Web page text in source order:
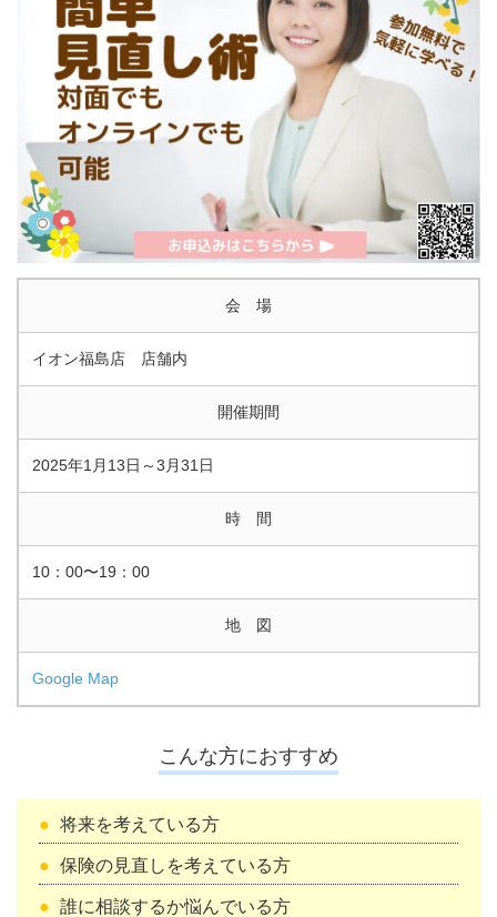
会 場
イオン福島店 店舗内
開催期間
2025年1月13日～3月31日
時 間
10：00〜19：00
地 図
Google Map
こんな方におすすめ
将来を考えている方
保険の見直しを考えている方
誰に相談するか悩んでいる方